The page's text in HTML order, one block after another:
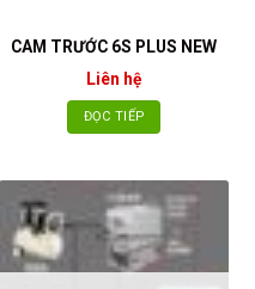
CAM TRƯỚC 6S PLUS NEW
Liên hệ
ĐỌC TIẾP